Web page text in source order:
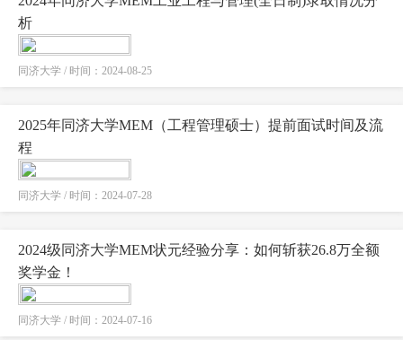
析
同济大学 / 时间：2024-08-25
2025年同济大学MEM（工程管理硕士）提前面试时间及流
程
同济大学 / 时间：2024-07-28
2024级同济大学MEM状元经验分享：如何斩获26.8万全额
奖学金！
同济大学 / 时间：2024-07-16